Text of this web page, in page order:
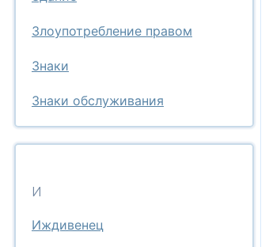
Злоупотребление правом
Знаки
Знаки обслуживания
И
Иждивенец